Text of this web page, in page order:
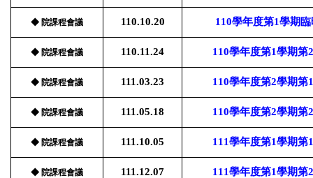
◆ 院課程會議 110.10.20 110學年度第1學期
◆ 院課程會議 110.11.24 110學年度第1學期第
◆ 院課程會議 111.03.23 110學年度第2學期第
◆ 院課程會議 111.05.18 110學年度第2學期第
◆ 院課程會議 111.10.05 111學年度第1學期第
◆ 院課程會議 111.12.07 111學年度第1學期第